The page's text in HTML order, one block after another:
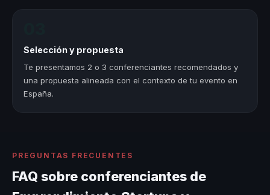
Selección y propuesta
Te presentamos 2 o 3 conferenciantes recomendados y
una propuesta alineada con el contexto de tu evento en
España.
PREGUNTAS FRECUENTES
FAQ sobre conferenciantes de